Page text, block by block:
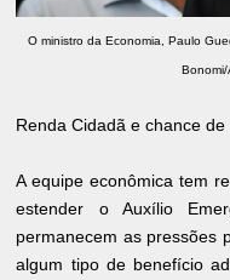
O ministro da Economia, Paulo
Renda Cidadã e chance
A equipe econômica tem
estender o Auxílio
permanecem as pressões
algum tipo de benefício